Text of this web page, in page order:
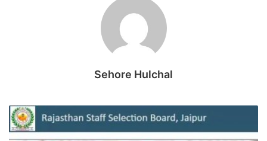
Sehore Hulchal